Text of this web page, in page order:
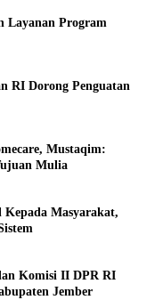
Layanan Program
RI Dorong Penguatan
Mustaqim:
Mulia
Masyarakat,
Komisi II DPR RI
Jember